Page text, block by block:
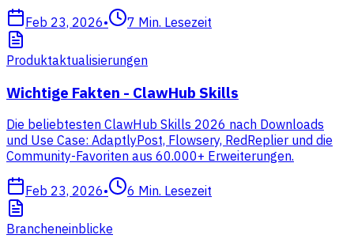
Feb 23, 2026• 7 Min. Lesezeit
Produktaktualisierungen
Wichtige Fakten - ClawHub Skills
Die beliebtesten ClawHub Skills 2026 nach Downloads
und Use Case: AdaptlyPost, Flowsery, RedReplier und die
Community-Favoriten aus 60.000+ Erweiterungen.
Feb 23, 2026• 6 Min. Lesezeit
Brancheneinblicke